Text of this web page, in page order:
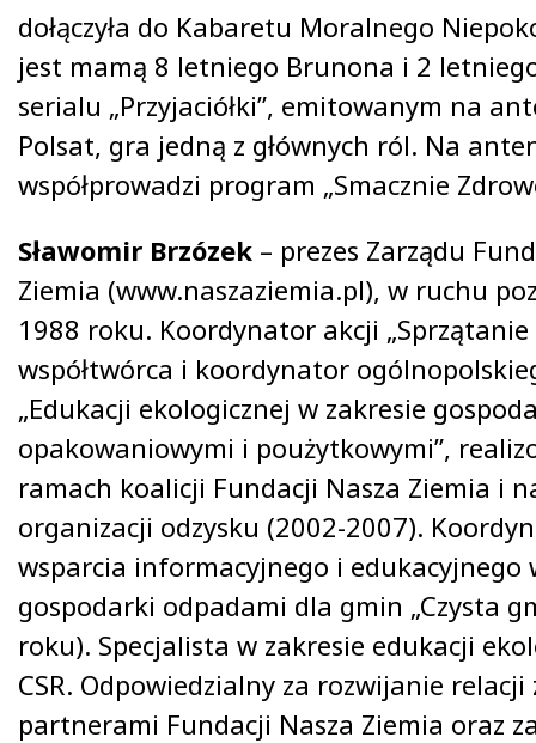
dołączyła do Kabaretu Moralnego
jest mamą 8 letniego Brunona i 2
serialu „Przyjaciółki”, emitowanym na
Polsat, gra jedną z głównych ról. Na
współprowadzi program „Smacznie
Sławomir Brzózek – prezes Zarządu
Ziemia (www.naszaziemia.pl), w ruchu
1988 roku. Koordynator akcji „Sprzątanie
współtwórca i koordynator
„Edukacji ekologicznej w zakresie
opakowaniowymi i poużytkowymi”,
ramach koalicji Fundacji Nasza Ziemia i
organizacji odzysku (2002-2007).
wsparcia informacyjnego i edukacyjnego
gospodarki odpadami dla gmin „Czysta
roku). Specjalista w zakresie edukacji
CSR. Odpowiedzialny za rozwijanie
partnerami Fundacji Nasza Ziemia oraz